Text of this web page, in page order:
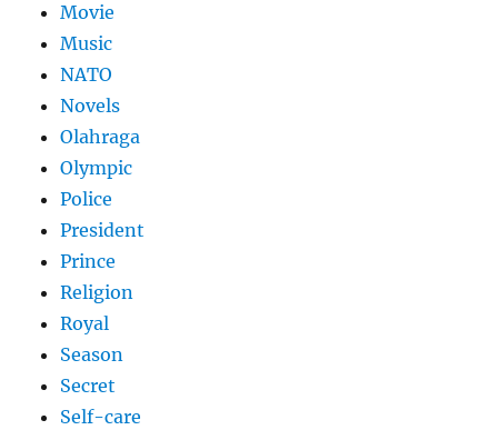
Movie
Music
NATO
Novels
Olahraga
Olympic
Police
President
Prince
Religion
Royal
Season
Secret
Self-care